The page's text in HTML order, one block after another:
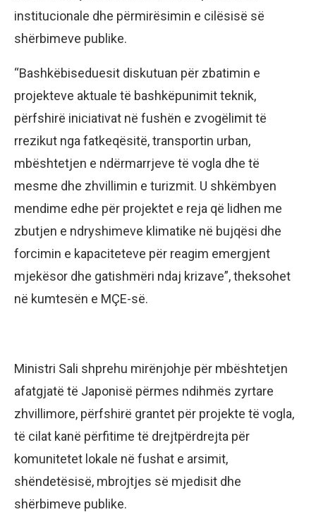
institucionale dhe përmirësimin e cilësisë së
shërbimeve publike.
“Bashkëbiseduesit diskutuan për zbatimin e
projekteve aktuale të bashkëpunimit teknik,
përfshirë iniciativat në fushën e zvogëlimit të
rrezikut nga fatkeqësitë, transportin urban,
mbështetjen e ndërmarrjeve të vogla dhe të
mesme dhe zhvillimin e turizmit. U shkëmbyen
mendime edhe për projektet e reja që lidhen me
zbutjen e ndryshimeve klimatike në bujqësi dhe
forcimin e kapaciteteve për reagim emergjent
mjekësor dhe gatishmëri ndaj krizave”, theksohet
në kumtesën e MÇE-së.
Ministri Sali shprehu mirënjohje për mbështetjen
afatgjatë të Japonisë përmes ndihmës zyrtare
zhvillimore, përfshirë grantet për projekte të vogla,
të cilat kanë përfitime të drejtpërdrejta për
komunitetet lokale në fushat e arsimit,
shëndetësisë, mbrojtjes së mjedisit dhe
shërbimeve publike.